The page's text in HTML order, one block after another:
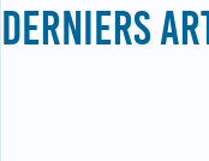
DERNIERS